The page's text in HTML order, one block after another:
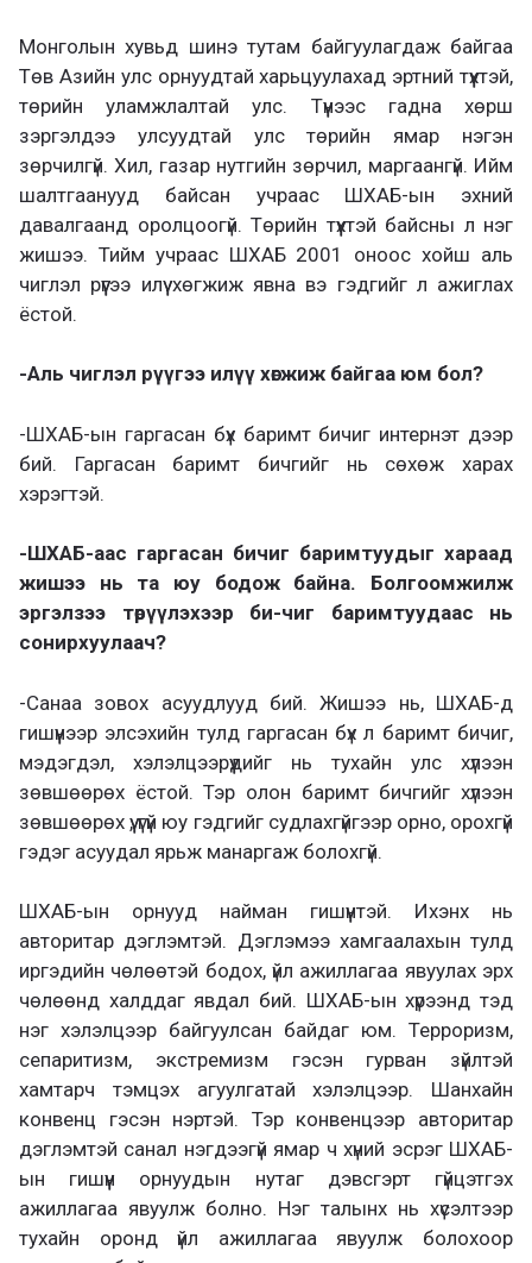
Монголын хувьд шинэ тутам байгуулагдаж байгаа
Төв Азийн улс орнуудтай харьцуулахад эртний түүхтэй,
төрийн уламжлалтай улс. Түүнээс гадна хөрш
зэргэлдээ улсуудтай улс төрийн ямар нэгэн
зөрчилгүй. Хил, газар нутгийн зөрчил, маргаангүй. Ийм
шалтгаанууд байсан учраас ШХАБ-ын эхний
давалгаанд оролцоогүй. Төрийн түүхтэй байсны л нэг
жишээ. Тийм учраас ШХАБ 2001 оноос хойш аль
чиглэл рүүгээ илүү хөгжиж явна вэ гэдгийг л ажиглах
ёстой.
-Аль чиглэл рүүгээ илүү хөгжиж байгаа юм бол?
-ШХАБ-ын гаргасан бүх баримт бичиг интернэт дээр
бий. Гаргасан баримт бичгийг нь сөхөж харах
хэрэгтэй.
-ШХАБ-аас гаргасан бичиг баримтуудыг хараад
жишээ нь та юу бодож байна. Болгоомжилж
эргэлзээ төрүүлэхээр би-чиг баримтуудаас нь
сонирхуулаач?
-Санаа зовох асуудлууд бий. Жишээ нь, ШХАБ-д
гишүүнээр элсэхийн тулд гаргасан бүх л баримт бичиг,
мэдэгдэл, хэлэлцээрүүдийг нь тухайн улс хүлээн
зөвшөөрөх ёстой. Тэр олон баримт бичгийг хүлээн
зөвшөөрөх үү, үгүй юу гэдгийг судлахгүйгээр орно, орохгүй
гэдэг асуудал ярьж манаргаж болохгүй.
ШХАБ-ын орнууд найман гишүүнтэй. Ихэнх нь
авторитар дэглэмтэй. Дэглэмээ хамгаалахын тулд
иргэдийн чөлөөтэй бодох, үйл ажиллагаа явуулах эрх
чөлөөнд халддаг явдал бий. ШХАБ-ын хүрээнд тэд
нэг хэлэлцээр байгуулсан байдаг юм. Терроризм,
сепаритизм, экстремизм гэсэн гурван зүйлтэй
хамтарч тэмцэх агуулгатай хэлэлцээр. Шанхайн
конвенц гэсэн нэртэй. Тэр конвенцээр авторитар
дэглэмтэй санал нэгдээгүй ямар ч хүний эсрэг ШХАБ-
ын гишүүн орнуудын нутаг дэвсгэрт гүйцэтгэх
ажиллагаа явуулж болно. Нэг талынх нь хүсэлтээр
тухайн оронд үйл ажиллагаа явуулж болохоор